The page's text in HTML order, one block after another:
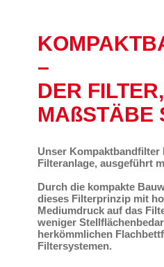
–
DER
MAßSTÄBE
Unser Kompaktbandfilter
Filteranlage, ausgeführt
Durch die kompakte
dieses Filterprinzip mit
Mediumdruck auf das
weniger
herkömmlichen
Filtersystemen.